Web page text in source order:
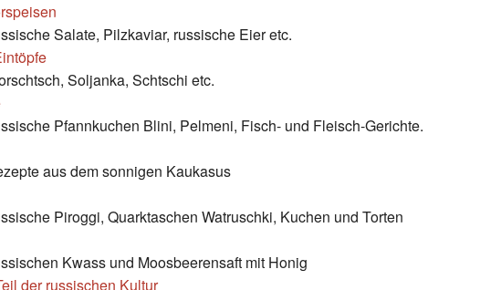
Salate, Pilzkaviar, russische Eier etc.
Soljanka, Schtschi etc.
Pfannkuchen Blini, Pelmeni, Fisch- und Fleisch-Gerichte.
aus dem sonnigen Kaukasus
Piroggi, Quarktaschen Watruschki, Kuchen und Torten
Kwass und Moosbeerensaft mit Honig
der russischen Kultur